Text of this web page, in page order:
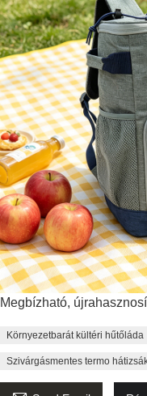
Megbízható,
Környezetbarát kültéri hűtőláda
Szivárgásmentes termo